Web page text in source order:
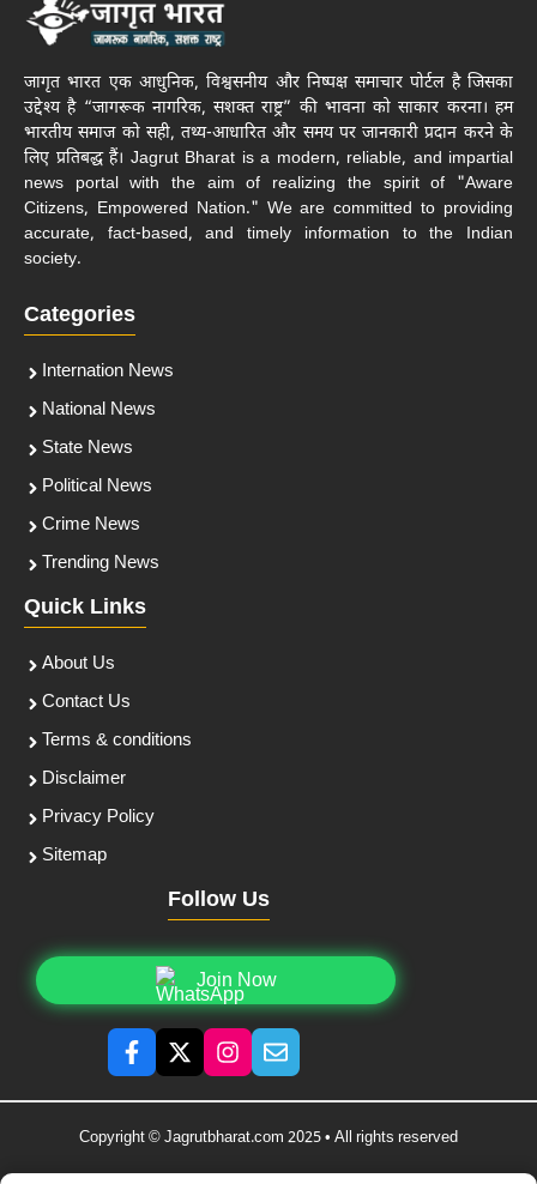
जागृत भारत एक आधुनिक, विश्वसनीय और निष्पक्ष समाचार पोर्टल है जिसका
उद्देश्य है “जागरूक नागरिक, सशक्त राष्ट्र” की भावना को साकार करना। हम
भारतीय समाज को सही, तथ्य-आधारित और समय पर जानकारी प्रदान करने के
लिए प्रतिबद्ध हैं। Jagrut Bharat is a modern, reliable, and impartial
news portal with the aim of realizing the spirit of "Aware
Citizens, Empowered Nation." We are committed to providing
accurate, fact-based, and timely information to the Indian
society.
Categories
Internation News
National News
State News
Political News
Crime News
Trending News
Quick Links
About Us
Contact Us
Terms & conditions
Disclaimer
Privacy Policy
Sitemap
Follow Us
Join Now
Copyright © Jagrutbharat.com 2025 • All rights reserved